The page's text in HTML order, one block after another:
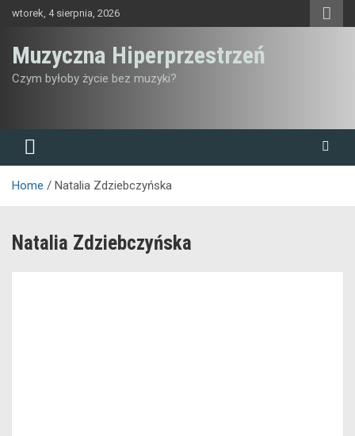
Skipwtorek, 4 sierpnia, 2026
Muzyczna Hiperprzestrzeń
Czym byłoby życie bez muzyki?
Home Natalia Zdziebczyńska
Natalia Zdziebczyńska